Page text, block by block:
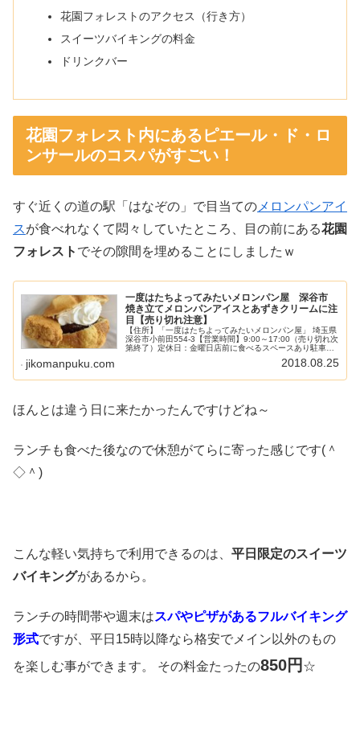
花園フォレストのアクセス（行き方）
スイーツバイキングの料金
ドリンクバー
花園フォレスト内にあるピエール・ド・ロ
ンサールのコスパがすごい！
すぐ近くの道の駅「はなぞの」で目当ての メロンパンアイ
スが食べれなくて悶々していたところ、目の前にある花園
フォレスト でその隙間を埋めることにしましたｗ
一度はたちよってみたいメロンパン屋 深谷市
焼き立てメロンパンアイスとあずきクリームに注
目【売り切れ注意】
【住所】「一度はたちよってみたいメロンパン屋」 埼玉県
深谷市小前田554-3【営業時間】9:00～17:00（売り切れ次
第終了）定休日：金曜日店前に食べるスペースあり駐車
jikomanpuku.com 2018.08.25
ほんとは違う日に来たかったんですけどね～
ランチも食べた後なので休憩がてらに寄った感じです(＾
◇＾)
こんな軽い気持ちで利用できるのは、 平日限定のスイーツ
バイキングがあるから。
ランチの時間帯や週末はスパやピザがあるフルバイキング
形式ですが、平日15時以降なら格安でメイン以外のもの
を楽しむ事ができます。 その料金たったの850円 ☆